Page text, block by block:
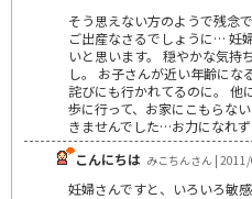
そう思えない方のようで残念
ご出産なさるでしょうに… 妊
いと思います。 穏やかな気持
し。 お子さんが近い年齢にな
詫びにも行かれてるのに。
歩に行って、お家にこもらな
きませんでした…お力になれ
こんにちは みこちんさん |
妊婦さんですと、いろいろ敏